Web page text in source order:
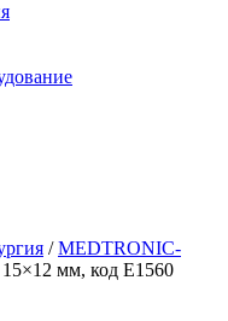
/MEDTRONIC-
мм, код E1560